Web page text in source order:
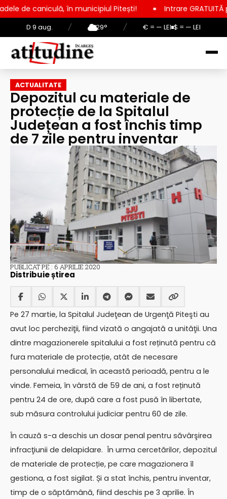
D 9 aug. / 29° / € = — LEI $ = — LEI
în municipiul Pitești! Intrare GRATUITĂ pentru copii,
ACTUALITATE
Depozitul cu materiale de
protecție de la Spitalul
Județean a fost închis timp
de 7 zile pentru inventar
PUBLICAT PE : 6 APRILIE 2020
Distribuie știrea
Pe 27 martie, la Spitalul Judeţean de Urgenţă Piteşti au
avut loc percheziţii, fiind vizată o angajată a unităţii. Una
dintre magazionerele spitalului a fost reținută pentru că
fura materiale de protecție, atât de necesare
personalului medical, în această perioadă, pentru a le
vinde. Femeia, în vârstă de 59 de ani, a fost reținută
pentru 24 de ore, după care a fost pusă în libertate,
sub măsura controlului judiciar pentru 60 de zile.
În cauză s-a deschis un dosar penal pentru săvârşirea
infracţiunii de delapidare. În urma cercetărilor, depozitul
de materiale de protecție, pe care magazionera îl
gestiona, a fost sigilat. Și a stat închis, pentru inventar,
timp de o săptămână, fiind deschis pe 3 aprilie. În